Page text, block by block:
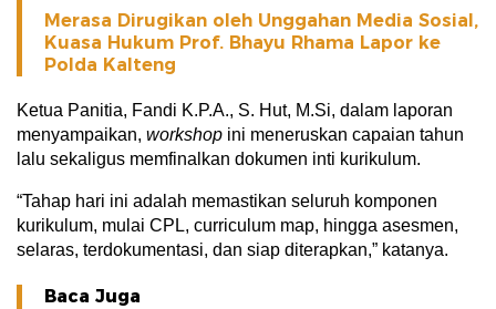
Merasa Dirugikan oleh Unggahan Media Sosial,
Kuasa Hukum Prof. Bhayu Rhama Lapor ke
Polda Kalteng
Ketua Panitia, Fandi K.P.A., S. Hut, M.Si, dalam laporan
menyampaikan, workshop ini meneruskan capaian tahun
lalu sekaligus memfinalkan dokumen inti kurikulum.
“Tahap hari ini adalah memastikan seluruh komponen
kurikulum, mulai CPL, curriculum map, hingga asesmen,
selaras, terdokumentasi, dan siap diterapkan,” katanya.
Baca Juga